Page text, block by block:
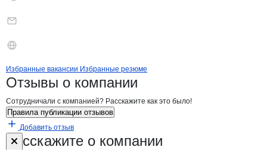
Брендыкомпани Политекс
Вакансии вПолитекс
Избранные вакансии Избранные резюме
Новости oПолитекс, ООО
Отзывы о компании
Сотрудничали с компанией? Расскажите как это было!
Правила публикации отзывов
Добавить отзыв
Расскажите о компании
Форма обратной связи о неточностях